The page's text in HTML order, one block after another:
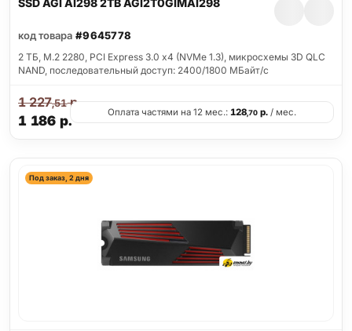
SSD AGI AI298 2TB AGI2T0GIMAI298
код товара #9645778
2 ТБ, M.2 2280, PCI Express 3.0 x4 (NVMe 1.3), микросхемы 3D QLC
NAND, последовательный доступ: 2400/1800 МБайт/с
1 186 р.
1 227,51р.
Оплата частями на 12 мес.: 128,70 р. / мес.
Под заказ, 2 дня